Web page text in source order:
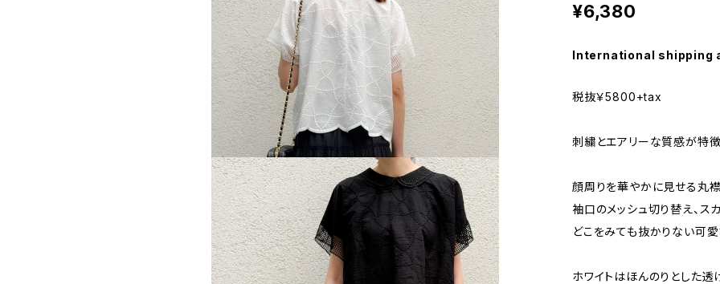
¥6,380
International shipping
税抜￥5800+tax
刺繍とエアリーな質感が特
顔周りを華やかに見せる丸
袖口のメッシュ切り替え、ス
どこをみても抜かりない可
ホワイトはほんのりとした